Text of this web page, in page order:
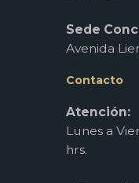
Sede
Avenida
Contacto
Atención:
Lunes a
hrs.